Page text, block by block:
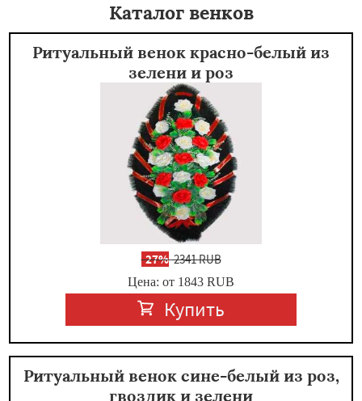
Каталог венков
Ритуальный венок красно-белый из
зелени и роз
-27%2341 RUB
Цена: от 1843 RUB
Купить
Ритуальный венок сине-белый из роз,
гвоздик и зелени